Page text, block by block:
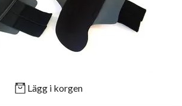
Lägg i korgen